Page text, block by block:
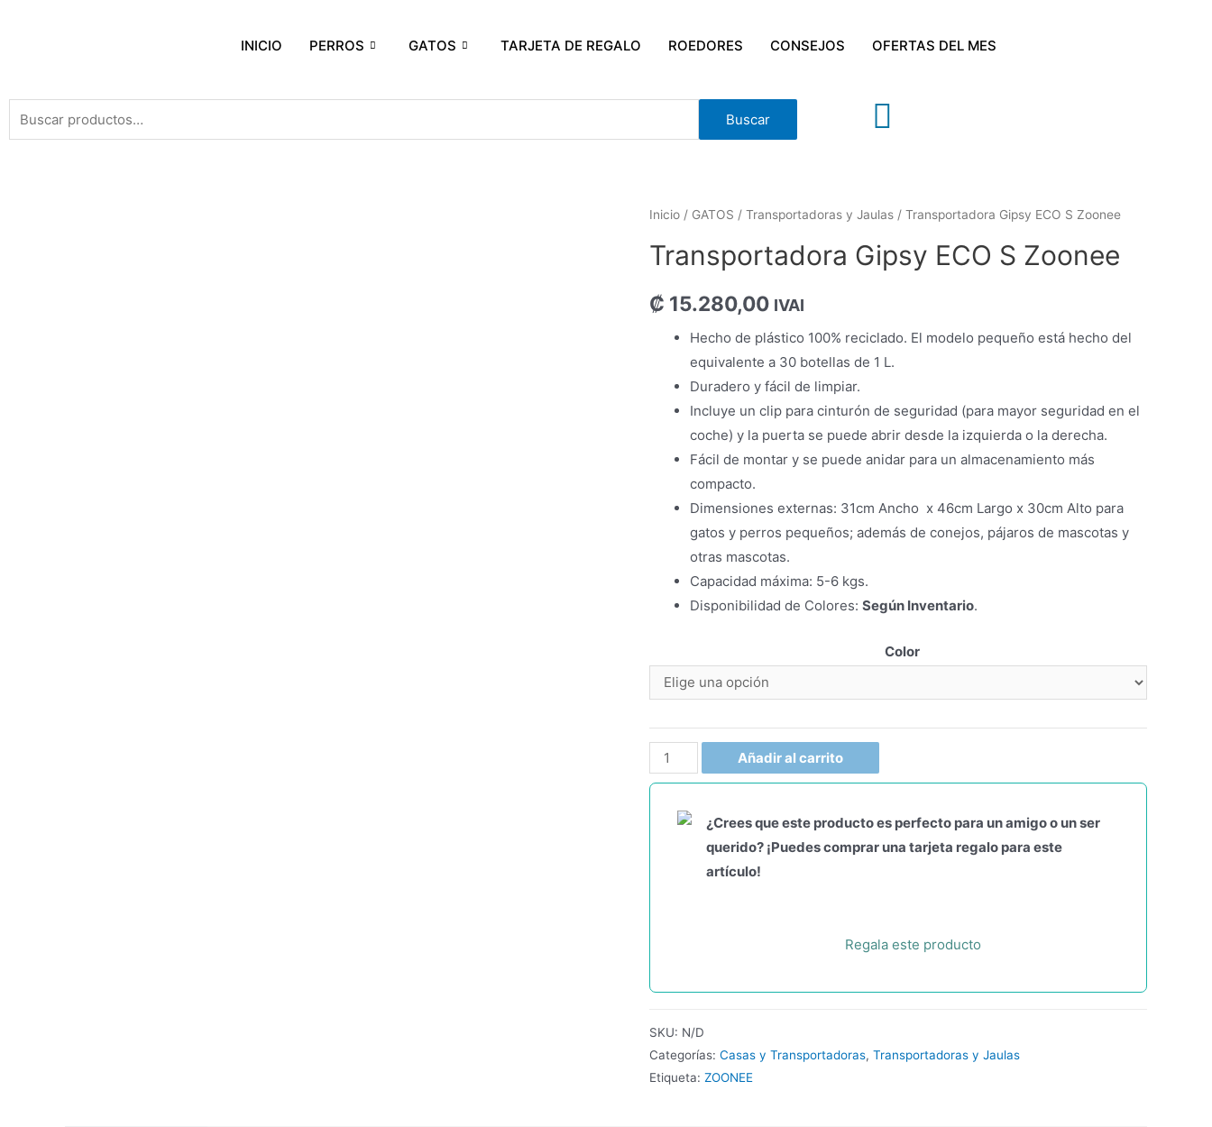
INICIO PERROS GATOS TARJETA DE REGALO ROEDORES CONSEJOS OFERTAS DEL MES
Buscar
Inicio / GATOS / Transportadoras y Jaulas / Transportadora Gipsy ECO S Zoonee
Transportadora Gipsy ECO S Zoonee
₡ 15.280,00 IVAI
Hecho de plástico 100% reciclado. El modelo pequeño está hecho del
equivalente a 30 botellas de 1 L.
Duradero y fácil de limpiar.
Incluye un clip para cinturón de seguridad (para mayor seguridad en el
coche) y la puerta se puede abrir desde la izquierda o la derecha.
Fácil de montar y se puede anidar para un almacenamiento más
compacto.
Dimensiones externas: 31cm Ancho x 46cm Largo x 30cm Alto para
gatos y perros pequeños; además de conejos, pájaros de mascotas y
otras mascotas.
Capacidad máxima: 5-6 kgs.
Disponibilidad de Colores: Según Inventario.
Color
Añadir al carrito
¿Crees que este producto es perfecto para un amigo o un ser
querido? ¡Puedes comprar una tarjeta regalo para este
artículo!
Regala este producto
SKU: N/D
Categorías: Casas y Transportadoras, Transportadoras y Jaulas
Etiqueta: ZOONEE